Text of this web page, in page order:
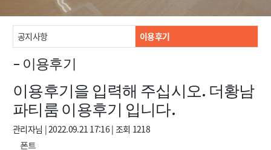
공지사항 이용후기
- 이용후기
이용후기을 입력해 주십시오. 더황남
파티룸 이용후기 입니다.
관리자님 |2022.09.21 17:16| 조회 1218
폰트